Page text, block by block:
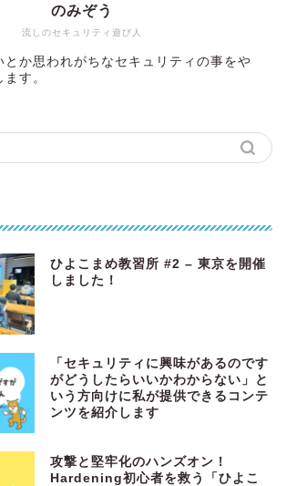
流しのセキュリティ遊び人
のみぞう
とか思われがちなセキュリティの事をや
す。
ひよこまめ教習所 #2 – 東京を開催
しました！
「セキュリティに興味があるのです
がどうしたらいいかわからない」と
いう方向けに私が提供できるコンテ
ンツを紹介します
攻撃と堅牢化のハンズオン！
Hardening初心者を救う「ひよこ